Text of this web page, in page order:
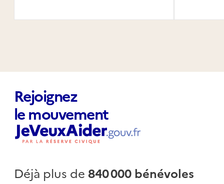
Rejoignez
le mouvement
Déjà plus de840 000 bénévoles